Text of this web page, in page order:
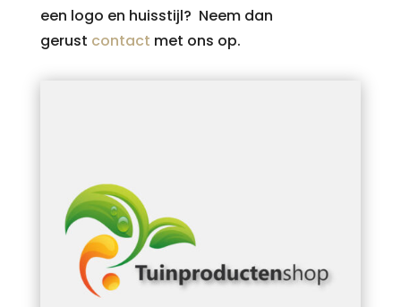
een logo en huisstijl? Neem dan
gerust contact met ons op.